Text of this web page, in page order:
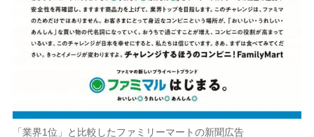
「業界1位」と比較したファミリーマートの新聞広告